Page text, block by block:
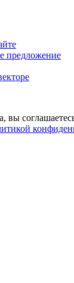
предложение
вы